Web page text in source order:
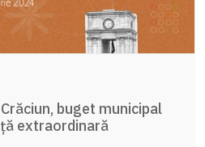
buget municipal
extraordinară